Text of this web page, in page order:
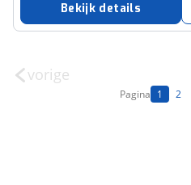
Bekijk details
vorige
Pagina 1 2